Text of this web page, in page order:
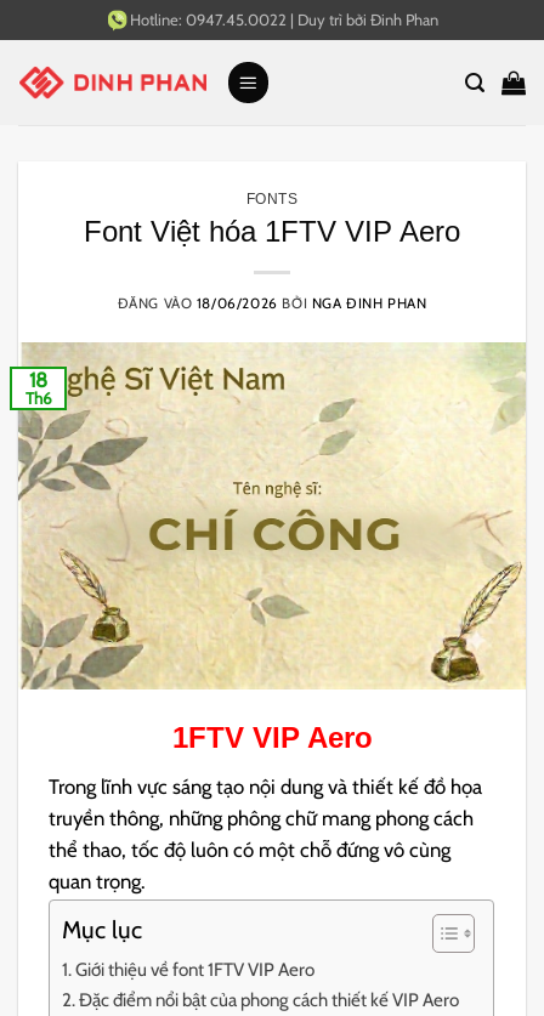
qua
nội
Hotline: 0947.45.0022 | Duy trì bởi Đinh Phan
FONTS
Font Việt hóa 1FTV VIP Aero
ĐĂNG VÀO 18/06/2026 BỞI NGA ĐINH PHAN
18
Th6
1FTV VIP Aero
Trong lĩnh vực sáng tạo nội dung và thiết kế đồ họa
truyền thông, những phông chữ mang phong cách
thể thao, tốc độ luôn có một chỗ đứng vô cùng
quan trọng.
Mục lục
Giới thiệu về font 1FTV VIP Aero
Đặc điểm nổi bật của phong cách thiết kế VIP Aero